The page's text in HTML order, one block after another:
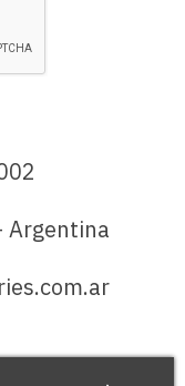
Argentina